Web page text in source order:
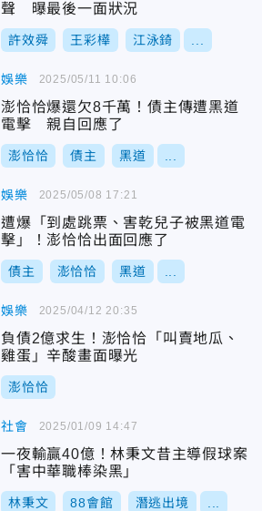
聲 曝最後一面狀況
許效舜 王彩樺 江泳錡
娛樂
澎恰恰爆還欠8千萬！債主傳遭黑道
電擊 親自回應了
澎恰恰 債主 黑道
2025/05/11 10:06
娛樂
遭爆「到處跳票、害乾兒子被黑道電
擊」！澎恰恰出面回應了
債主 澎恰恰 黑道
2025/05/08 17:21
娛樂
負債2億求生！澎恰恰「叫賣地瓜、
雞蛋」辛酸畫面曝光
澎恰恰
2025/04/12 20:35
社會
一夜輸贏40億！林秉文昔主導假球案
「害中華職棒染黑」
林秉文 88會館 潛逃出境
2025/01/09 14:47